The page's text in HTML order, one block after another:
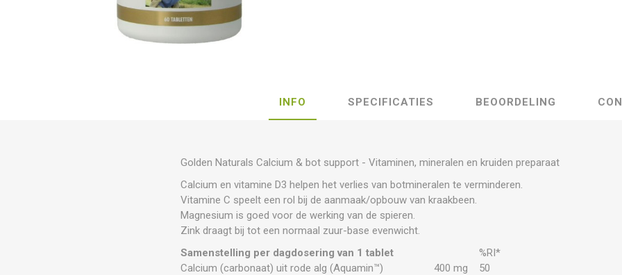
INFO SPECIFICATIES BEOORDELING
Golden Naturals Calcium & bot support - Vitaminen, mineralen en kruiden preparaat
Calcium en vitamine D3 helpen het verlies van botmineralen te verminderen.
Vitamine C speelt een rol bij de aanmaak/opbouw van kraakbeen.
Magnesium is goed voor de werking van de spieren.
Zink draagt bij tot een normaal zuur-base evenwicht.
Samenstelling per dagdosering van 1 tablet
%RI*
Calcium (carbonaat) uit rode alg (Aquamin™)
400 mg 50